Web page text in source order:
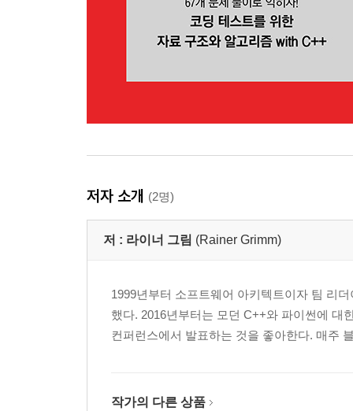
__14.2 입력 함수와 출력 함수
____14.2.3 출력
____14.2.4 포맷 지정자
__14.3 스트림
____14.3.3 스트림 상태
저자 소개 (2명)
저 : 라이너 그림 (Rainer Grimm)
1999년부터 소프트웨어 아키텍트이자 팀 리
했다. 2016년부터는 모던 C++와 파이썬에 대
컨퍼런스에서 발표하는 것을 좋아한다. 매주
작가의 다른 상품